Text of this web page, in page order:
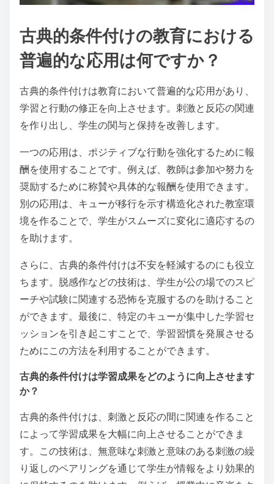
古典的条件付けの教育における
普遍的な応用は何ですか？
古典的条件付けは教育において普遍的な応用があり、
学習と行動の修正を向上させます。刺激と反応の関連
を作り出し、学生の関与と保持を改善します。
一つの応用は、ポジティブな行動を強化するために報
酬を使用することです。例えば、教師は参加や努力を
奨励するために称賛や具体的な報酬を使用できます。
別の応用は、キューが移行を示す構造化された教室環
境を作ることで、学生がスムーズに変化に適応するの
を助けます。
さらに、古典的条件付けは不安を軽減するのにも役立
ちます。脱感作などの技術は、学生が公の場でのスピ
ーチや試験に関連する恐怖を克服するのを助けること
ができます。最後に、特定のキューが集中した学習セ
ッションを引き起こすことで、学習習慣を発展させる
ためにこの方法を利用することができます。
古典的条件付けは学習成果をどのように向上させます
か？
古典的条件付けは、刺激と反応の間に関連を作ること
によって学習成果を大幅に向上させることができま
す。この技術は、無意味な刺激と意味のある刺激の繰
り返しのペアリングを通じて学生が情報をより効果的